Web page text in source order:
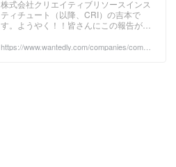
む、新規事業所開設プロジェ
クトいよいよ終盤！〜 | WHAT
WE DO
株式会社クリエイティブリソースインス
ティチュート（以降、CRI）の吉本で
す。ようやく！！皆さんにこの報告がで
所......「IMARI BASE」のお披露目です！
https://www.wantedly.com/companies/compa